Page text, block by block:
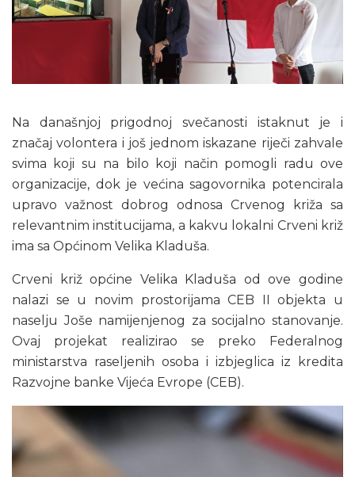
Na današnjoj prigodnoj svečanosti istaknut je i
značaj volontera i još jednom iskazane riječi zahvale
svima koji su na bilo koji način pomogli radu ove
organizacije, dok je većina sagovornika potencirala
upravo važnost dobrog odnosa Crvenog križa sa
relevantnim institucijama, a kakvu lokalni Crveni križ
ima sa Općinom Velika Kladuša.
Crveni križ općine Velika Kladuša od ove godine
nalazi se u novim prostorijama CEB II objekta u
naselju Joše namijenjenog za socijalno stanovanje.
Ovaj projekat realizirao se preko Federalnog
ministarstva raseljenih osoba i izbjeglica iz kredita
Razvojne banke Vijeća Evrope (CEB).